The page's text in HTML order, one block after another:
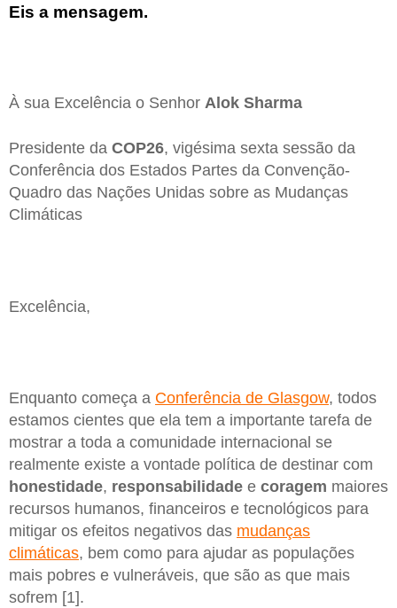
Eis a mensagem.
À sua Excelência o Senhor Alok Sharma
Presidente da COP26, vigésima sexta sessão da
Conferência dos Estados Partes da Convenção-
Quadro das Nações Unidas sobre as Mudanças
Climáticas
Excelência,
Enquanto começa a Conferência de Glasgow, todos
estamos cientes que ela tem a importante tarefa de
mostrar a toda a comunidade internacional se
realmente existe a vontade política de destinar com
honestidade, responsabilidade e coragem maiores
recursos humanos, financeiros e tecnológicos para
mitigar os efeitos negativos das mudanças
climáticas, bem como para ajudar as populações
mais pobres e vulneráveis, que são as que mais
sofrem [1].